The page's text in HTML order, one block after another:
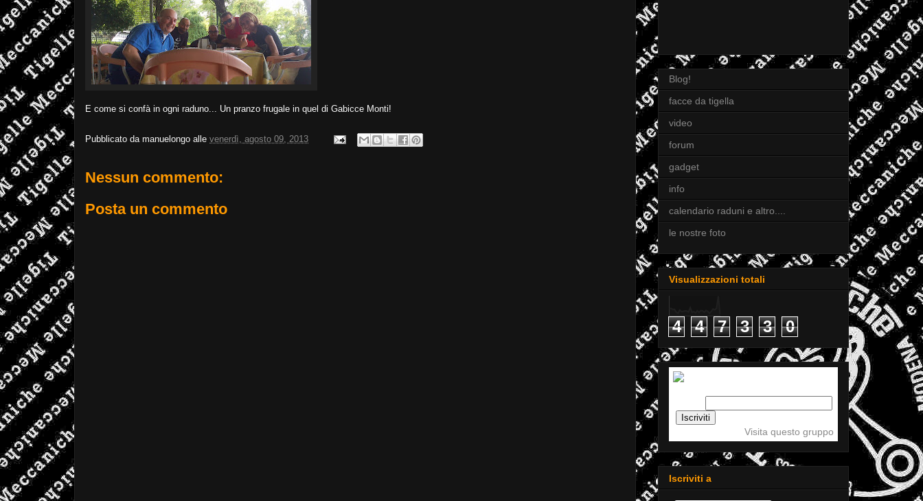
E come si confà in ogni raduno... Un pranzo frugale in quel di Gabicce Monti!
Pubblicato da manuelongo alle venerdì, agosto 09, 2013
Nessun commento:
Posta un commento
Blog!
facce da tigella
video
forum
gadget
info
calendario raduni e altro....
le nostre foto
Visualizzazioni totali
4 4 7 3 3 0
Visita questo gruppo
Iscriviti a